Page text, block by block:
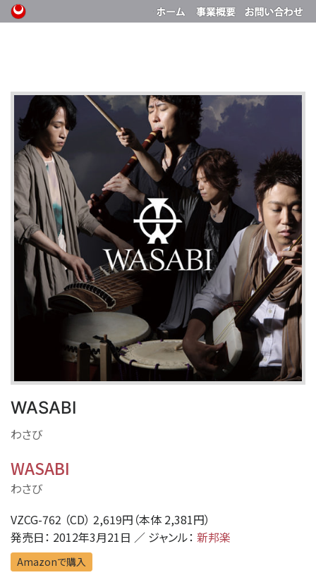
WASABI
わさび
WASABI
わさび
VZCG-762 （CD） 2,619円（本体 2,381円）
発売日： 2012年3月21日 ／ ジャンル： 新邦楽
Amazonで購入